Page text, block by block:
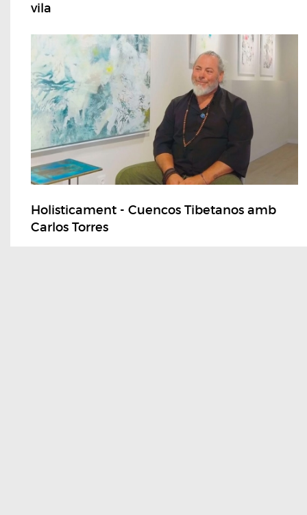
vila
Holisticament - Cuencos Tibetanos amb
Carlos Torres